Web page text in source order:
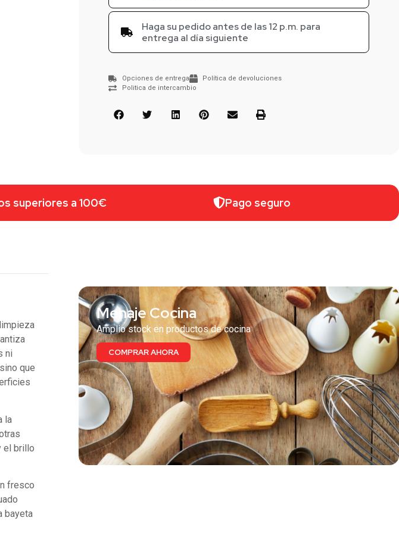
Haga su pedido antes de las 12 p.m. para
entrega al día siguiente
Opciones de entrega
Política de devoluciones
Politica de intercambio
superiores a 100€ Pago seguro
ni
que
la
el brillo
fresco
bayeta
Menaje Cocina
Amplio stock en productos de cocina
COMPRAR AHORA